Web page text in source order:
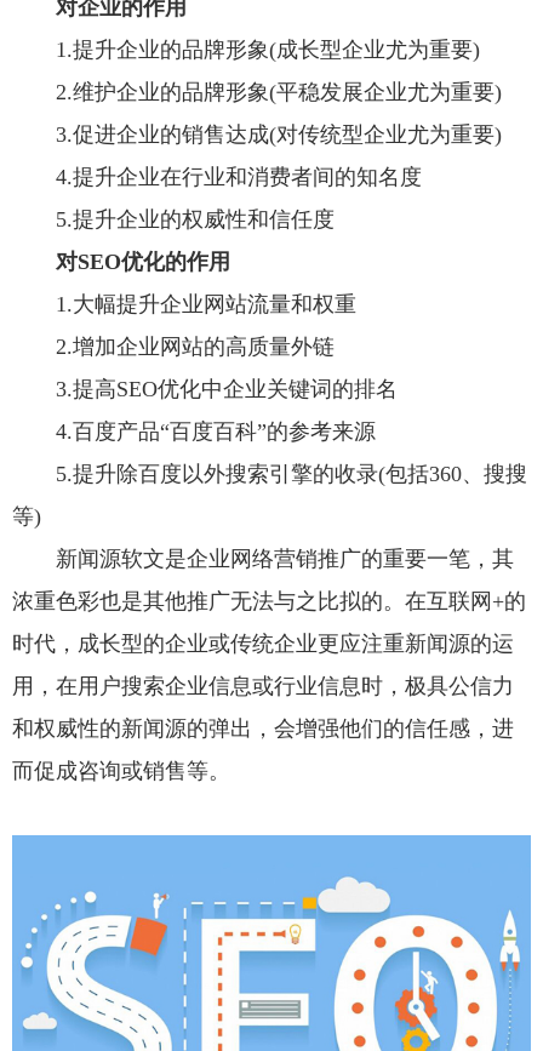
对企业的作用
1.提升企业的品牌形象(成长型企业尤为重要)
2.维护企业的品牌形象(平稳发展企业尤为重要)
3.促进企业的销售达成(对传统型企业尤为重要)
4.提升企业在行业和消费者间的知名度
5.提升企业的权威性和信任度
对SEO优化的作用
1.大幅提升企业网站流量和权重
2.增加企业网站的高质量外链
3.提高SEO优化中企业关键词的排名
4.百度产品“百度百科”的参考来源
5.提升除百度以外搜索引擎的收录(包括360、搜搜
等)
新闻源软文是企业网络营销推广的重要一笔，其
浓重色彩也是其他推广无法与之比拟的。在互联网+的
时代，成长型的企业或传统企业更应注重新闻源的运
用，在用户搜索企业信息或行业信息时，极具公信力
和权威性的新闻源的弹出，会增强他们的信任感，进
而促成咨询或销售等。